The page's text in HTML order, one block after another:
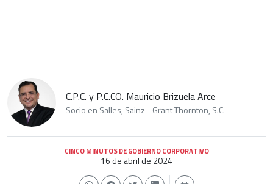
C.P.C. y P.C.CO. Mauricio Brizuela Arce
Socio en Salles, Sainz - Grant Thornton, S.C.
CINCO MINUTOS DE GOBIERNO CORPORATIVO
16 de abril de 2024